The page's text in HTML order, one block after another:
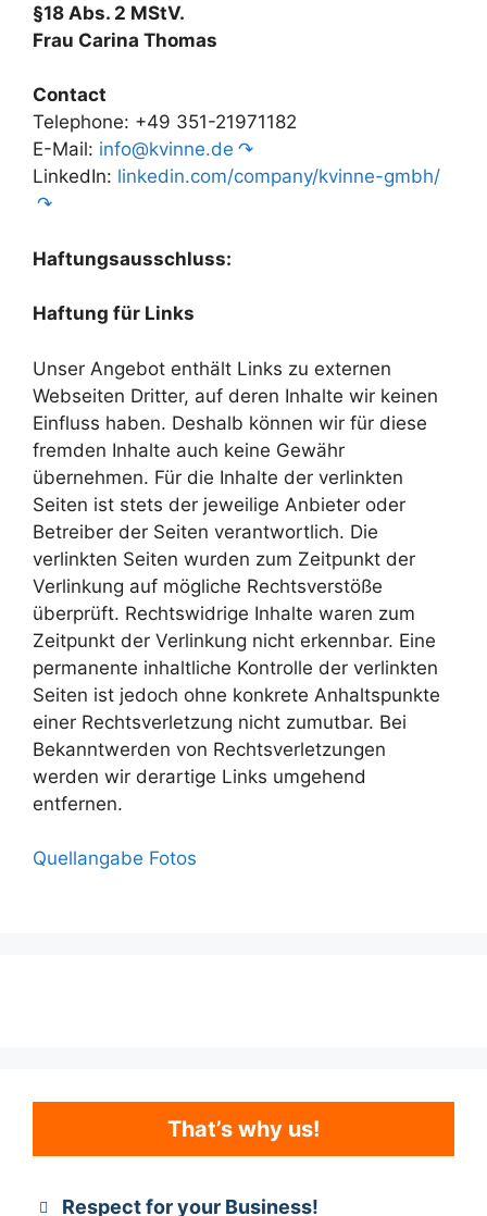
§18 Abs. 2 MStV.
Frau Carina Thomas
Contact
Telephone: +49 351-21971182
E-Mail: info@kvinne.de
LinkedIn: linkedin.com/company/kvinne-gmbh/
Haftungsausschluss:
Haftung für Links
Unser Angebot enthält Links zu externen
Webseiten Dritter, auf deren Inhalte wir keinen
Einfluss haben. Deshalb können wir für diese
fremden Inhalte auch keine Gewähr
übernehmen. Für die Inhalte der verlinkten
Seiten ist stets der jeweilige Anbieter oder
Betreiber der Seiten verantwortlich. Die
verlinkten Seiten wurden zum Zeitpunkt der
Verlinkung auf mögliche Rechtsverstöße
überprüft. Rechtswidrige Inhalte waren zum
Zeitpunkt der Verlinkung nicht erkennbar. Eine
permanente inhaltliche Kontrolle der verlinkten
Seiten ist jedoch ohne konkrete Anhaltspunkte
einer Rechtsverletzung nicht zumutbar. Bei
Bekanntwerden von Rechtsverletzungen
werden wir derartige Links umgehend
entfernen.
Quellangabe Fotos
That’s why us!
Respect for your Business!